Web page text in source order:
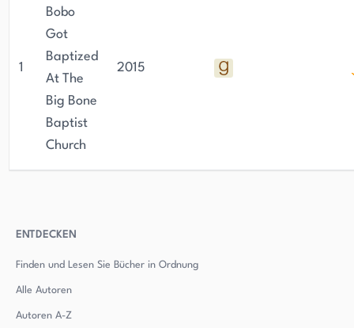
1
Bobo
Got
Baptized
At The
Big Bone
Baptist
Church
2015
ENTDECKEN
Finden und Lesen Sie Bücher in Ordnung
Alle Autoren
Autoren A-Z